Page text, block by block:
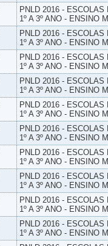
PNLD 2016 -
1º A 3º ANO - ENSINO
PNLD 2016 -
1º A 3º ANO - ENSINO
PNLD 2016 -
1º A 3º ANO - ENSINO
PNLD 2016 -
1º A 3º ANO - ENSINO
PNLD 2016 -
1º A 3º ANO - ENSINO
PNLD 2016 -
1º A 3º ANO - ENSINO
PNLD 2016 -
1º A 3º ANO - ENSINO
PNLD 2016 -
1º A 3º ANO - ENSINO
PNLD 2016 -
1º A 3º ANO - ENSINO
PNLD 2016 -
1º A 3º ANO - ENSINO